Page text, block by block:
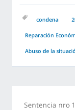
condena
Reparación
Abuso de la
Sentencia nro